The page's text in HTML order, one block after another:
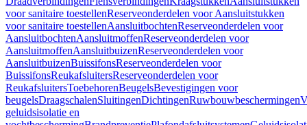
voor sanitaire toestellenReserveonderdelen voor Aansluitstukken
voor sanitaire toestellenAansluitbochtenReserveonderdelen voor
AansluitbochtenAansluitmoffenReserveonderdelen voor
AansluitmoffenAansluitbuizenReserveonderdelen voor
AansluitbuizenBuissifonsReserveonderdelen voor
BuissifonsReukafsluitersReserveonderdelen voor
ReukafsluitersToebehorenBeugelsBevestigingen voor
beugelsDraagschalenSluitingenDichtingenRuwbouwbeschermingen
geluidsisolatie en